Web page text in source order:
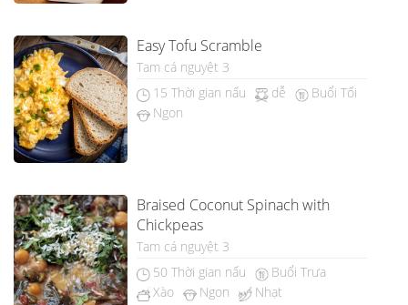
Easy Tofu Scramble
Tam cá nguyệt 3
15 Thời gian nấu
dễ
Buổi Tối
Ngon
Braised Coconut Spinach with
Chickpeas
Tam cá nguyệt 3
50 Thời gian nấu
Buổi Trưa
Xào
Ngon Nhạt